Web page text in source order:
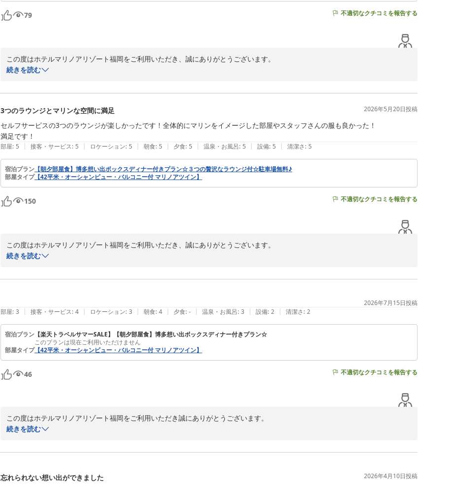
ホテルマリノアリゾート福岡
79 不適切なクチコミを報告する
この度はホテルマリノアリゾート福岡をご利用いただき、誠にありがとうございます。
ご多用の中、嬉しい口コミをお寄せいただき、重ねて御礼申し上げます。
「お部屋、お食事、接客どれをとっても最高でした」とのお言葉を頂戴し、スタッフ一同大変嬉しく拝読いたしました。
これからもお越しいただくたびにご満足いただけるひとときをお届けできますよう、スタッフ一同心を込めてお迎えしてまいりま
す。
またお会いできます日を心よりお待ち申し上げております。
ホテルマリノアリゾート福岡
2026-06-24
続きを読む
3つのラウンジとマリンな空間に満足 2026年5月20日投稿
セルフサービスの3つのラウンジが楽しかったです！全体的にマリンをイメージした部屋やスタッフさんの服も良かった！
満足です！
部屋: 5 | 接客・サービス: 5 | ロケーション: 5 | 朝食: 5 | 夕食: 5 | 温泉・お風呂: 5 | 設備: 5 | 清潔さ: 5
宿泊プラン 【朝夕部屋食】博多想い出ボックスディナー付きプラン☆３つの贅沢なラウンジ付☆駐車場無料♪
部屋タイプ【42平米・オーシャンビュー・バルコニー付 マリノアツイン】
150 不適切なクチコミを報告する
この度はホテルマリノアリゾート福岡をご利用いただき、誠にありがとうございます。
また、お忙しい中ご感想をお寄せいただき、重ねて御礼申し上げます。
ウエルカムラウンジや焚火ラウンジなどをお楽しみいただけたとのこと、大変嬉しく拝読いたしました。
ぜひまた機会がございましたら、当ホテルへお越しくださいませ。
またのお越しを心よりお待ちしております。
ホテルマリノアリゾート福岡
2026-05-27
続きを読む
2026年7月15日投稿
部屋: 3 | 接客・サービス: 4 | ロケーション: 3 | 朝食: 4 | 夕食: - | 温泉・お風呂: 3 | 設備: 2 | 清潔さ: 2
宿泊プラン 【楽天トラベルサマーSALE】【朝夕部屋食】博多想い出ボックスディナー付きプラン☆
このプランは現在ご利用いただけません
部屋タイプ【42平米・オーシャンビュー・バルコニー付 マリノアツイン】
46 不適切なクチコミを報告する
この度はホテルマリノアリゾート福岡をご利用いただき誠にありがとうございます。
また、ご貴重なお時間をお使いいただき、評価をお寄せくださいましたこと心より御礼申し上げます。
一方で、設備や清潔さにつきましては、いただきました評価を真摯に受け止め、今後のサービス向上につなげてまいります。
続きを読む
忘れられない想い出ができました 2026年4月10日投稿